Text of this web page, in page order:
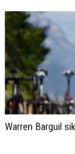
Warren Barguil